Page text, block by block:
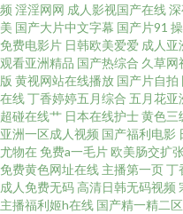
频在线观看 91白丝综合 十八在
全片大全 亚洲一区中文综合 日韩
成人在线视频 欧美一区二区三区
黑丝美女后入观看 99re热视频在
国产精品亚洲视频网站 最大的免
频 淫淫网网 成人影视国产在线
美 国产大片中文字幕 国产片91
免费电影片 日韩欧美爱爱 成人亚
观看亚洲精品 国产热综合 久草网
版 黄视网站在线播放 国产片自拍
在线丁香婷婷五月综合 五月花亚
超碰在线艹 日本在线护士黄色三
亚洲一区成人视频 国产福利电影
尤物在 免费a一毛片 欧美肠交扩
免费黄色网址在线 主播第一页丁
成人免费无码 高清日韩无码视频
主播福利姬h在线 国产精一精二区